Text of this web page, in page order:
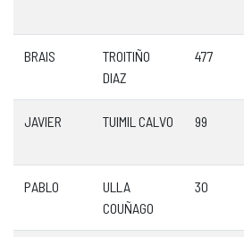
BRAIS
TROITIÑO
DIAZ
477
JAVIER TUIMIL CALVO 99
PABLO
ULLA
COUÑAGO
30